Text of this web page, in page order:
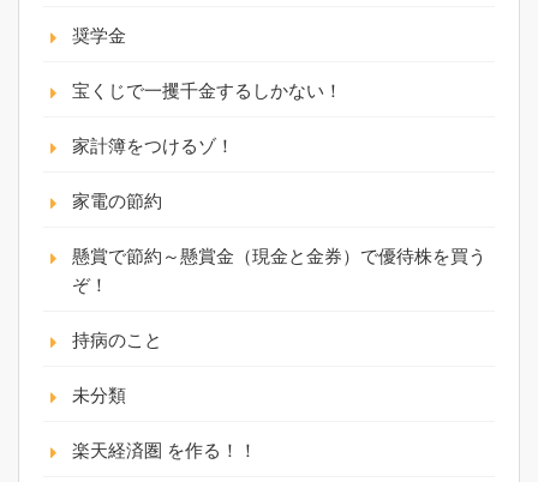
奨学金
宝くじで一攫千金するしかない！
家計簿をつけるゾ！
家電の節約
懸賞で節約～懸賞金（現金と金券）で優待株を買う
ぞ！
持病のこと
未分類
楽天経済圏 を作る！！